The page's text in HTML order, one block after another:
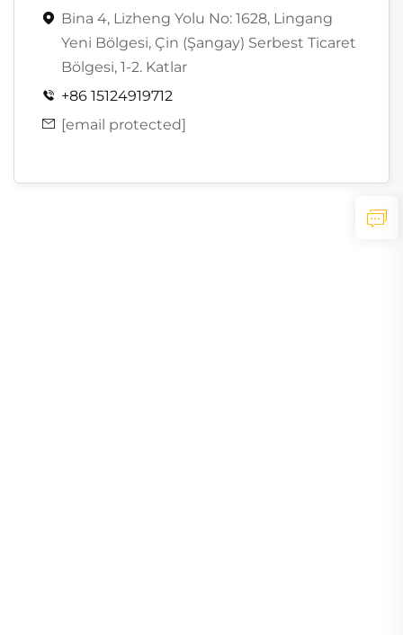

Bina 4, Lizheng Yolu No: 1628, Lingang
Yeni Bölgesi, Çin (Şangay) Serbest Ticaret
Bölgesi, 1-2. Katlar
 +86 15124919712
 [email protected]